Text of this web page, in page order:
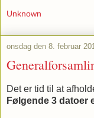
Unknown
onsdag den 8. februar
Det er tid til at
Følgende 3 datoer